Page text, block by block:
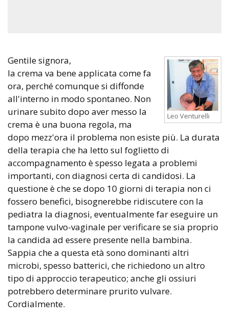
Leo Venturelli
Gentile signora,
la crema va bene applicata come fa
ora, perché comunque si diffonde
all'interno in modo spontaneo. Non
urinare subito dopo aver messo la
crema è una buona regola, ma
dopo mezz'ora il problema non esiste più. La durata
della terapia che ha letto sul foglietto di
accompagnamento è spesso legata a problemi
importanti, con diagnosi certa di candidosi. La
questione è che se dopo 10 giorni di terapia non ci
fossero benefici, bisognerebbe ridiscutere con la
pediatra la diagnosi, eventualmente far eseguire un
tampone vulvo-vaginale per verificare se sia proprio
la candida ad essere presente nella bambina.
Sappia che a questa età sono dominanti altri
microbi, spesso batterici, che richiedono un altro
tipo di approccio terapeutico; anche gli ossiuri
potrebbero determinare prurito vulvare.
Cordialmente.